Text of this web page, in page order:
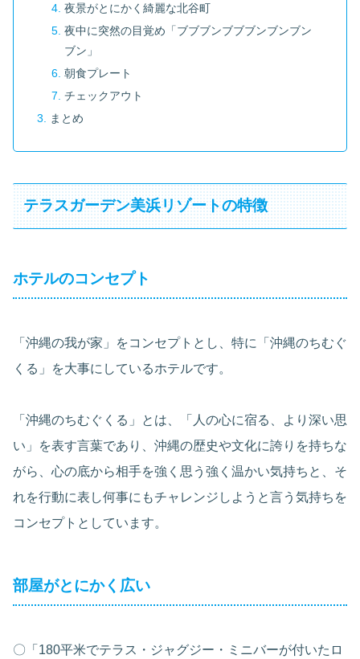
夜景がとにかく綺麗な北谷町
夜中に突然の目覚め「ブブブンブブブンブンブン
ブン」
朝食プレート
チェックアウト
まとめ
テラスガーデン美浜リゾートの特徴
ホテルのコンセプト
「沖縄の我が家」をコンセプトとし、特に「沖縄のちむぐ
くる」を大事にしているホテルです。
「沖縄のちむぐくる」とは、「人の心に宿る、より深い思
い」を表す言葉であり、沖縄の歴史や文化に誇りを持ちな
がら、心の底から相手を強く思う強く温かい気持ちと、そ
れを行動に表し何事にもチャレンジしようと言う気持ちを
コンセプトとしています。
部屋がとにかく広い
〇「180平米でテラス・ジャグジー・ミニバーが付いたロ